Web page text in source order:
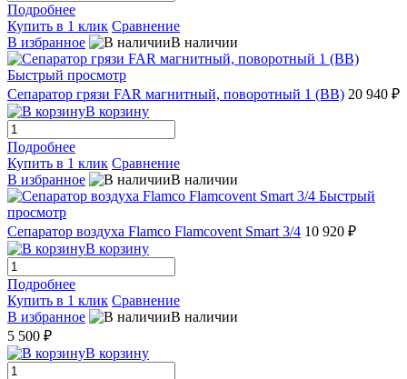
Подробнее
Купить в 1 клик Сравнение
В избранное
В наличии
Быстрый просмотр
Сепаратор грязи FAR магнитный, поворотный 1 (ВВ) 20 940 ₽
В корзину
Подробнее
Купить в 1 клик Сравнение
В избранное
В наличии
Быстрый
просмотр
Сепаратор воздуха Flamco Flamcovent Smart 3/4 10 920 ₽
В корзину
Подробнее
Купить в 1 клик Сравнение
В избранное
В наличии
5 500 ₽
В корзину